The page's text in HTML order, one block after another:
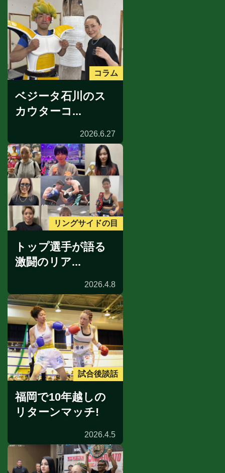
コラム
ベジータ石川のス
カウターコ...
2026.6.27
リングサイドの目
トップ選手が語る
激闘のリア...
2026.4.8
試合後談話
福岡で10年越しの
リターンマッチ!
2026.4.5